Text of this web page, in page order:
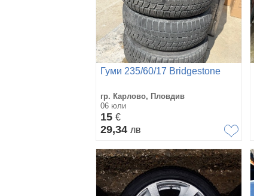
Гуми 235/60/17 Bridgestone
гр. Карлово, Пловдив
06 юли
15 €
29,34 лв